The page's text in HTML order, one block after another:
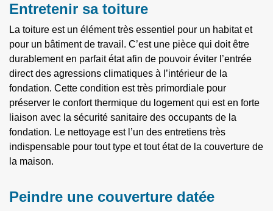
Entretenir sa toiture
La toiture est un élément très essentiel pour un habitat et
pour un bâtiment de travail. C’est une pièce qui doit être
durablement en parfait état afin de pouvoir éviter l’entrée
direct des agressions climatiques à l’intérieur de la
fondation. Cette condition est très primordiale pour
préserver le confort thermique du logement qui est en forte
liaison avec la sécurité sanitaire des occupants de la
fondation. Le nettoyage est l’un des entretiens très
indispensable pour tout type et tout état de la couverture de
la maison.
Peindre une couverture datée